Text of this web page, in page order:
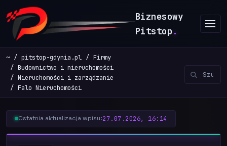
Biznesowy
Pitstop .
~ pitstop-gdynia.pl
Firmy
Budownictwo i nieruchomości
Nieruchomości i zarządzanie
Falo Nieruchomości
Ostatnia aktualizacja wpisu:27.07.2026, 16:14